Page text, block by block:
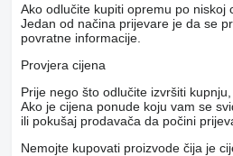
Ako odlučite kupiti opremu po niskoj
Jedan od načina prijevare je da se
povratne informacije.
Provjera cijena
Prije nego što odlučite izvršiti
Ako je cijena ponude koju vam se
ili pokušaj prodavača da počini
Nemojte kupovati proizvode čija je